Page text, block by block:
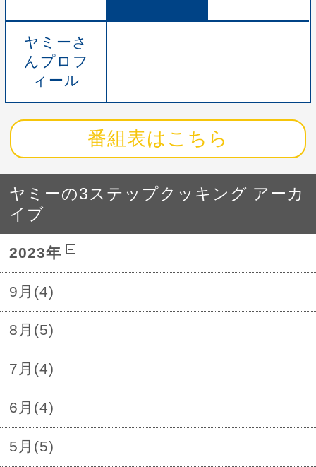
ヤミーさ
んプロフ
ィール
番組表はこちら
ヤミーの3ステップクッキング アーカ
イブ
2023年
9月(4)
8月(5)
7月(4)
6月(4)
5月(5)